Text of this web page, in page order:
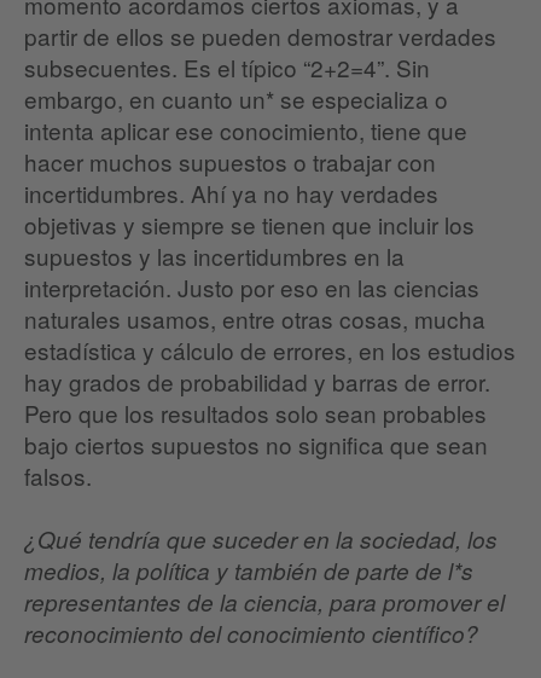
partir de ellos se pueden demostrar verdades
subsecuentes. Es el típico “2+2=4”. Sin
embargo, en cuanto un* se especializa o
intenta aplicar ese conocimiento, tiene que
hacer muchos supuestos o trabajar con
incertidumbres. Ahí ya no hay verdades
objetivas y siempre se tienen que incluir los
supuestos y las incertidumbres en la
interpretación. Justo por eso en las ciencias
naturales usamos, entre otras cosas, mucha
estadística y cálculo de errores, en los estudios
hay grados de probabilidad y barras de error.
Pero que los resultados solo sean probables
bajo ciertos supuestos no significa que sean
falsos.
¿Qué tendría que suceder en la sociedad, los
medios, la política y también de parte de l*s
representantes de la ciencia, para promover el
reconocimiento del conocimiento científico?